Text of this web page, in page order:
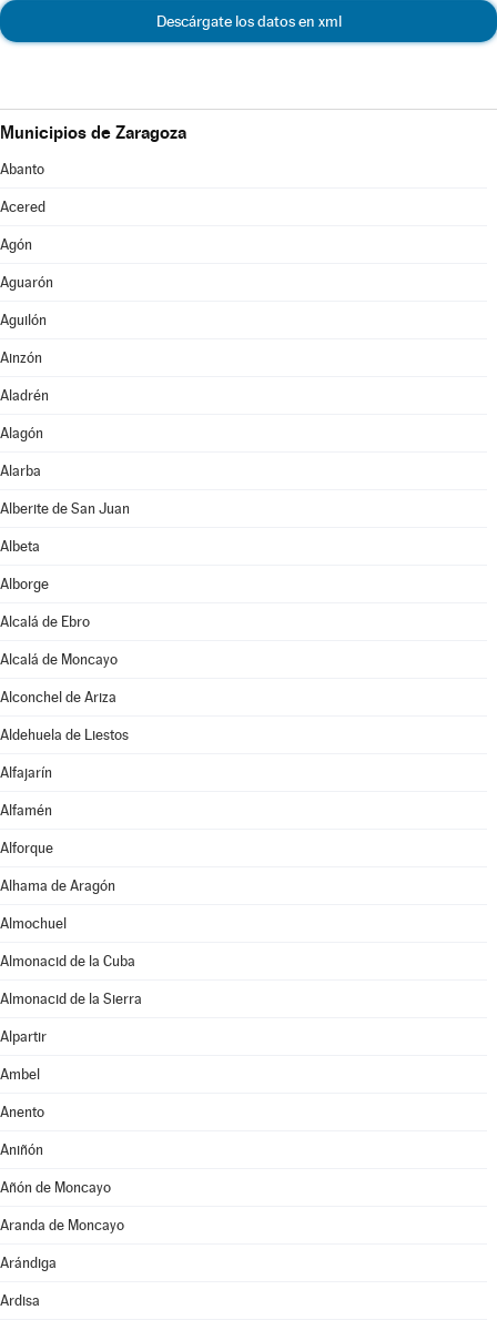
Descárgate los datos en xml
Municipios de Zaragoza
Abanto
Acered
Agón
Aguarón
Aguilón
Ainzón
Aladrén
Alagón
Alarba
Alberite de San Juan
Albeta
Alborge
Alcalá de Ebro
Alcalá de Moncayo
Alconchel de Ariza
Aldehuela de Liestos
Alfajarín
Alfamén
Alforque
Alhama de Aragón
Almochuel
Almonacid de la Cuba
Almonacid de la Sierra
Alpartir
Ambel
Anento
Aniñón
Añón de Moncayo
Aranda de Moncayo
Arándiga
Ardisa